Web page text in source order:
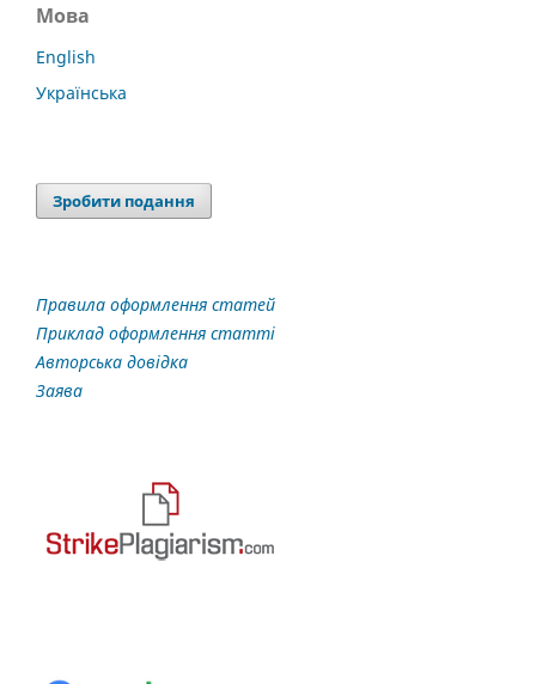
Мова
English
Українська
Зробити подання
Правила оформлення статей
Приклад оформлення статті
Авторська довідка
Заява